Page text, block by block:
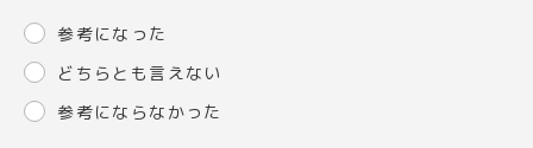
参考になった
どちらとも言えない
参考にならなかった